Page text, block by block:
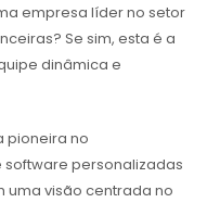
empresa líder no setor
Se sim, esta é a
dinâmica e
pioneira no
personalizadas
uma visão centrada no